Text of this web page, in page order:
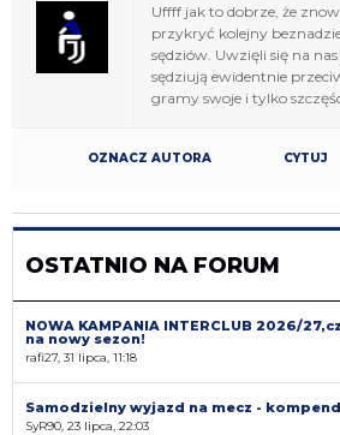
Uffff jak to dobrze, że
przykryć kolejny
sędziów. Uwzięli się na
sędziują ewidentnie
gramy swoje i tylko
OZNACZ AUTORA CYTUJ
OSTATNIO NA FORUM
NOWA KAMPANIA INTERCLUB 2026/
na nowy sezon!
rafi27, 31 lipca, 11:18
Samodzielny wyjazd na mecz -
SyR90, 23 lipca, 22:03